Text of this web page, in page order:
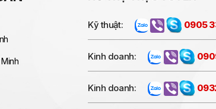
Kỹ thuật: 0905
Kinh doanh:
Kinh doanh: